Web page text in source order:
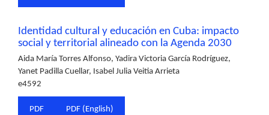
Identidad cultural y educación en Cuba: impacto
social y territorial alineado con la Agenda 2030
Aida María Torres Alfonso, Yadira Victoria García Rodríguez,
Yanet Padilla Cuellar, Isabel Julia Veitia Arrieta
e4592
PDF PDF (English)